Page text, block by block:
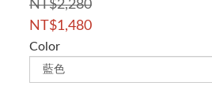
NT$2,280
NT$1,480
Color